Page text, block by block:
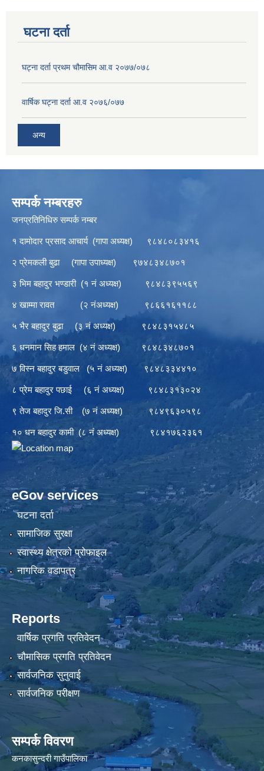
घटना दर्ता
घट्ना दर्ता प्रथम चौमासिम आ.व २०७७/०७८
वार्षिक घट्ना दर्ता आ.व २०७६/०७७
अन्य
सम्पर्क नम्बरहरु
जनप्रतिनिधिरु सम्पर्क नम्बर
१ दामोदार प्रसाद आचार्य (गापा अध्यक्ष) ९८४८०८३४१६
२ प्रेमकली बुढा (गापा उपाध्यक्ष) ९७४८३४८७०१
३ भिम बहादुर भण्डारी (१ नं अध्यक्ष) ९८४८३९५५६९
४ खाम्मा रावत (२ नंअध्यक्ष) ९८६६१६११८८
५ भैर बहादुर बुढा (३ नं अध्यक्ष) ९८४८३१५४८५
६ धनमान सिह हमाल (४ नं अध्यक्ष) ९८४८३४८७०१
७ विस्न बहादुर बडुवाल (५ नं अध्यक्ष) ९८४८३३४४१०
८ प्रेम बहादुर पछाई (६ नं अध्यक्ष) ९८४८३१३०२४
९ तेज बहादुर जि.सी (७ नं अध्यक्ष) ९८४९६३०५९८
१० धन बहादुर कामी (८ नं अध्यक्ष) ९८४१७६२३६१
eGov services
घटना दर्ता
सामाजिक सुरक्षा
स्वास्थ्य क्षेत्रको प्रोफाइल
नागरिक वडापत्र
Reports
वार्षिक प्रगति प्रतिवेदन
चौमासिक प्रगति प्रतिवेदन
सार्वजनिक सुनुवाई
सार्वजनिक परीक्षण
सम्पर्क विवरण
कनकासुन्दरी गाउँपालिका